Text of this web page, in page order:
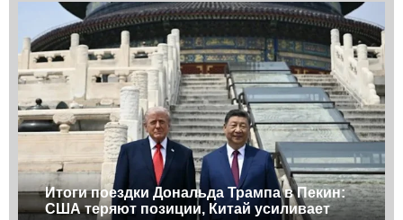
Итоги поездки Дональда Трампа в Пекин:
США теряют позиции, Китай усиливает